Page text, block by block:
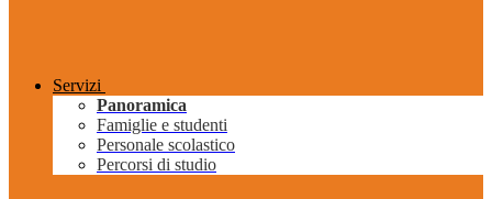
Servizi
Panoramica
Famiglie e studenti
Personale scolastico
Percorsi di studio